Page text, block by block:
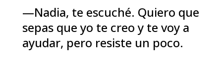
—Nadia, te escuché. Quiero que
sepas que yo te creo y te voy a
ayudar, pero resiste un poco.